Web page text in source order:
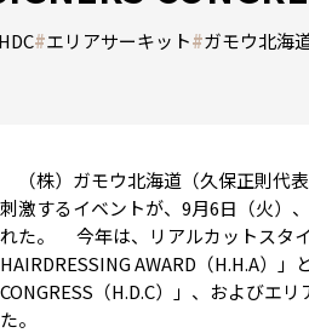
HDC#エリアサーキット#ガモウ北海
（株）ガモウ北海道（久保正則代
刺激するイベントが、9月6日（火）
れた。 今年は、リアルカットスタ
HAIRDRESSING AWARD（H.H.A）
CONGRESS（H.D.C）」、およびエ
た。